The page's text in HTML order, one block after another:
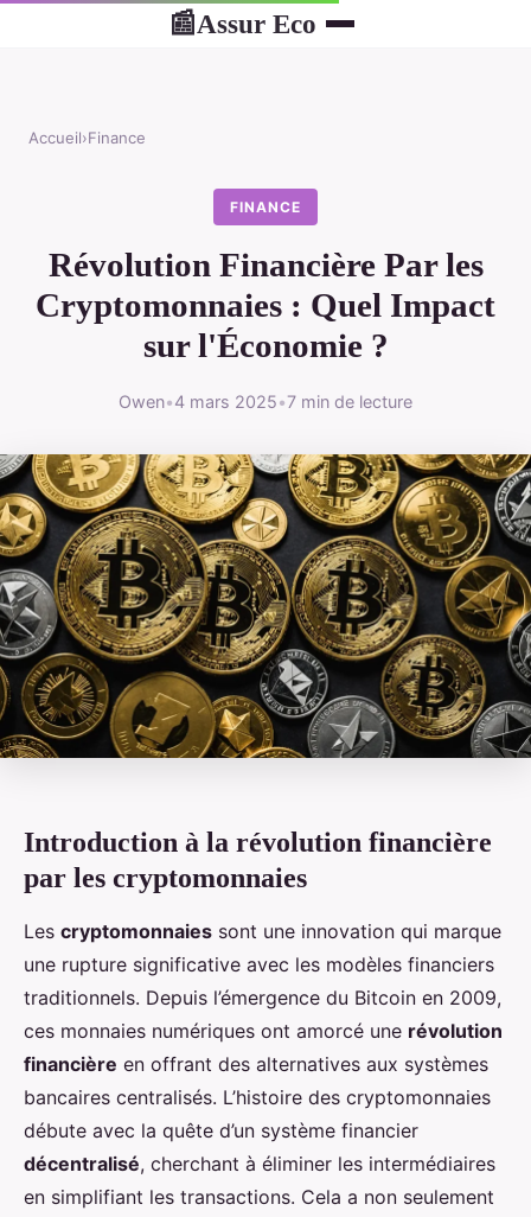
📰Assur Eco
Accueil›Finance
FINANCE
Révolution Financière Par les
Cryptomonnaies : Quel Impact
sur l'Économie ?
Owen•4 mars 2025•7 min de lecture
Introduction à la révolution financière
par les cryptomonnaies
Les cryptomonnaies sont une innovation qui marque
une rupture significative avec les modèles financiers
traditionnels. Depuis l’émergence du Bitcoin en 2009,
ces monnaies numériques ont amorcé une révolution
financière en offrant des alternatives aux systèmes
bancaires centralisés. L’histoire des cryptomonnaies
débute avec la quête d’un système financier
décentralisé, cherchant à éliminer les intermédiaires
en simplifiant les transactions. Cela a non seulement